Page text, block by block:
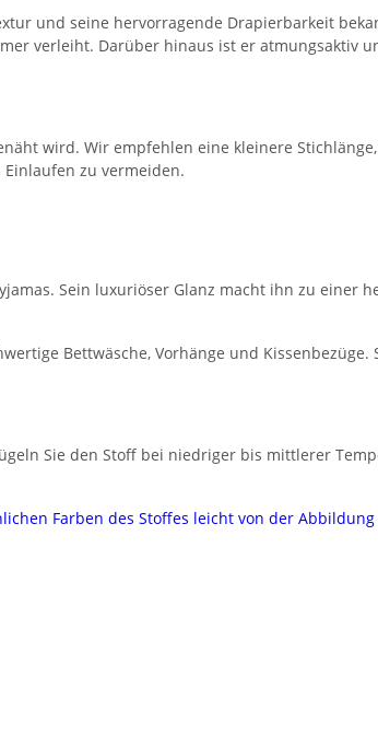
und seine hervorragende Drapierbarkeit
verleiht. Darüber hinaus ist er atmungsaktiv
wird. Wir empfehlen eine kleinere
zu vermeiden.
Sein luxuriöser Glanz macht ihn zu einer
Bettwäsche, Vorhänge und Kissenbezüge.
Sie den Stoff bei niedriger bis mittlerer
Farben des Stoffes leicht von der